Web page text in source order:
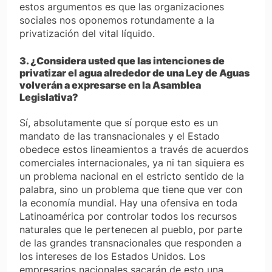
estos argumentos es que las organizaciones
sociales nos oponemos rotundamente a la
privatización del vital líquido.
3. ¿Considera usted que las intenciones de
privatizar el agua alrededor de una Ley de Aguas
volverán a expresarse en la Asamblea
Legislativa?
Sí, absolutamente que sí porque esto es un
mandato de las transnacionales y el Estado
obedece estos lineamientos a través de acuerdos
comerciales internacionales, ya ni tan siquiera es
un problema nacional en el estricto sentido de la
palabra, sino un problema que tiene que ver con
la economía mundial. Hay una ofensiva en toda
Latinoamérica por controlar todos los recursos
naturales que le pertenecen al pueblo, por parte
de las grandes transnacionales que responden a
los intereses de los Estados Unidos. Los